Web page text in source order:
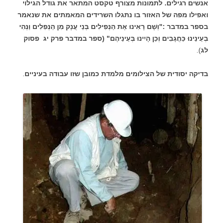
אנשים רגילים. לתמונות מצורף טקסט המתאר את גודל הגילוי
ואפילו מפה של האזור בו נתגלו השרידים המאמתים את שנאמר
בספר במדבר :"וְשָׁם רָאִינוּ אֶת הַנְּפִילִים בְּנֵי עֲנָק מִן הַנְּפִלִים וַנְּהִי
בְעֵינֵינוּ כַּחֲגָבִים וְכֵן הָיִינוּ בְּעֵינֵיהֶם" (ספר במדבר פרק יג פסוק
לג).
בדיקה יסודית של הצילומים מלמדת כמובן שזו עבודה בעיניים